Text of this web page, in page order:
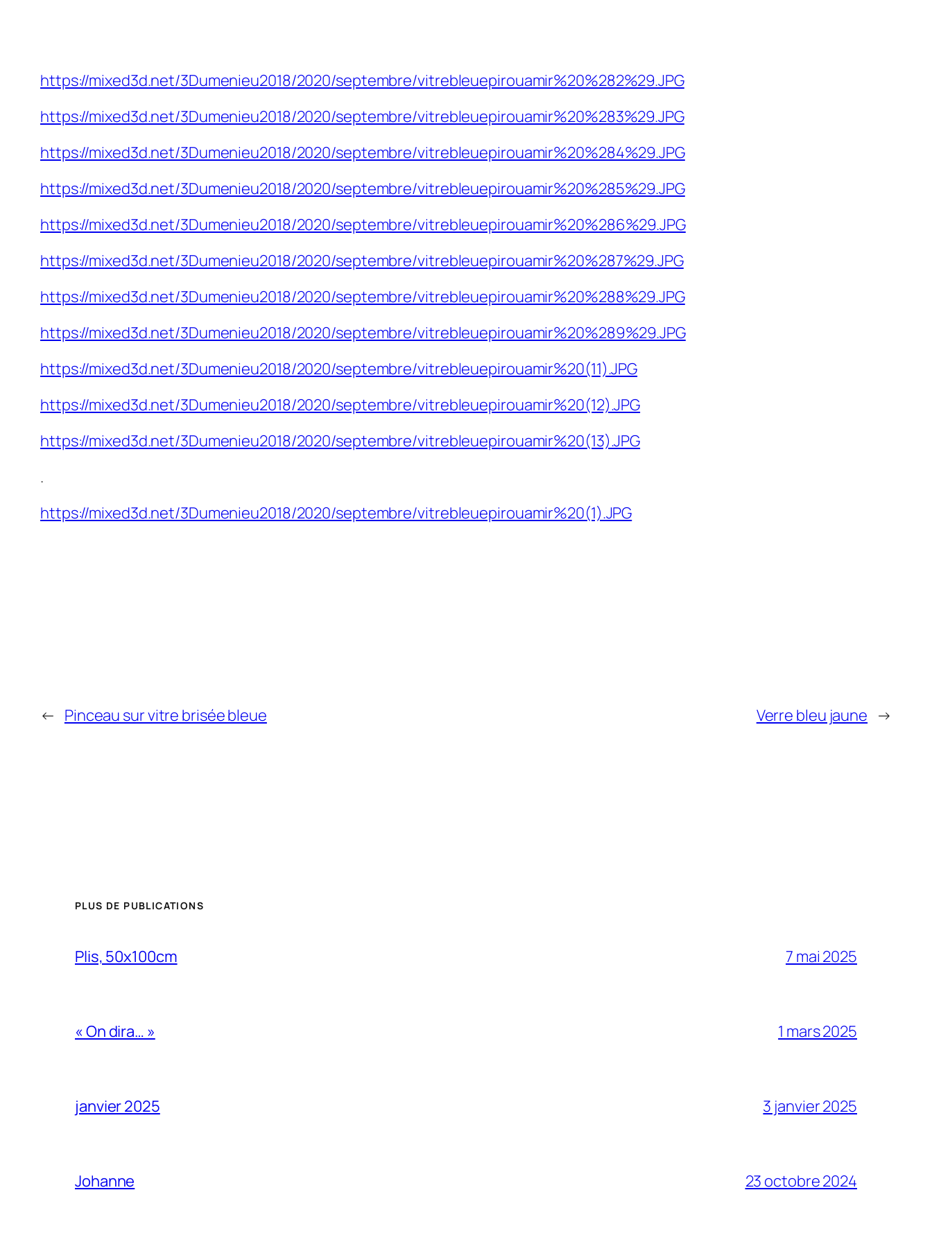
https://mixed3d.net/3Dumenieu2018/2020/septembre/vitrebleuepirouamir%20%282%29.JPG
https://mixed3d.net/3Dumenieu2018/2020/septembre/vitrebleuepirouamir%20%283%29.JPG
https://mixed3d.net/3Dumenieu2018/2020/septembre/vitrebleuepirouamir%20%284%29.JPG
https://mixed3d.net/3Dumenieu2018/2020/septembre/vitrebleuepirouamir%20%285%29.JPG
https://mixed3d.net/3Dumenieu2018/2020/septembre/vitrebleuepirouamir%20%286%29.JPG
https://mixed3d.net/3Dumenieu2018/2020/septembre/vitrebleuepirouamir%20%287%29.JPG
https://mixed3d.net/3Dumenieu2018/2020/septembre/vitrebleuepirouamir%20%288%29.JPG
https://mixed3d.net/3Dumenieu2018/2020/septembre/vitrebleuepirouamir%20%289%29.JPG
https://mixed3d.net/3Dumenieu2018/2020/septembre/vitrebleuepirouamir%20(11).JPG
https://mixed3d.net/3Dumenieu2018/2020/septembre/vitrebleuepirouamir%20(12).JPG
https://mixed3d.net/3Dumenieu2018/2020/septembre/vitrebleuepirouamir%20(13).JPG
.
https://mixed3d.net/3Dumenieu2018/2020/septembre/vitrebleuepirouamir%20(1).JPG
← Pinceau sur vitre brisée bleue Verre bleu jaune →
PLUS DE PUBLICATIONS
Plis, 50x100cm 7 mai 2025
« On dira… » 1 mars 2025
janvier 2025 3 janvier 2025
Johanne 23 octobre 2024